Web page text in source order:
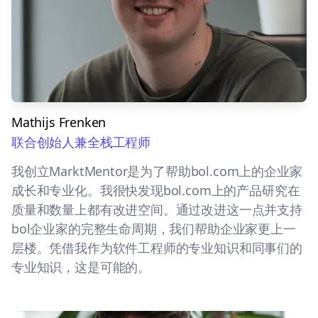
Mathijs Frenken
联合创始人兼全栈工程师
我创立MarktMentor是为了帮助bol.com上的企业家
成长和专业化。我很快发现bol.com上的产品研究在
质量和数量上都有改进空间。通过改进这一点并支持
bol企业家的完整生命周期，我们帮助企业家更上一
层楼。凭借我作为软件工程师的专业知识和同事们的
专业知识，这是可能的。